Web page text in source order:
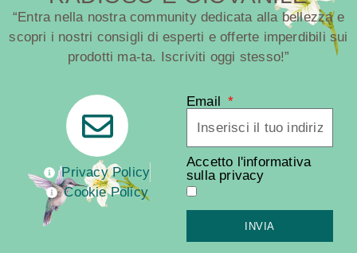
“Entra nella nostra community dedicata alla bellezza e
scopri i nostri consigli di esperti e offerte imperdibili sui
prodotti ma-ta. Iscriviti oggi stesso!”
Privacy Policy
Cookie Policy
Email
Accetto l'informativa
sulla privacy
INVIA